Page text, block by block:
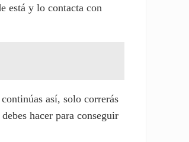
está y lo contacta con
así, solo correrás
hacer para conseguir